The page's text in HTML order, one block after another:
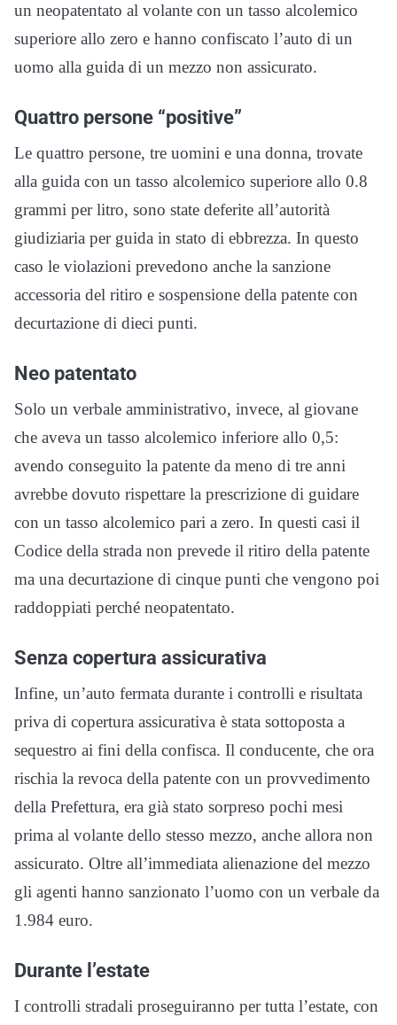
un neopatentato al volante con un tasso alcolemico
superiore allo zero e hanno confiscato l’auto di un
uomo alla guida di un mezzo non assicurato.
Quattro persone “positive”
Le quattro persone, tre uomini e una donna, trovate
alla guida con un tasso alcolemico superiore allo 0.8
grammi per litro, sono state deferite all’autorità
giudiziaria per guida in stato di ebbrezza. In questo
caso le violazioni prevedono anche la sanzione
accessoria del ritiro e sospensione della patente con
decurtazione di dieci punti.
Neo patentato
Solo un verbale amministrativo, invece, al giovane
che aveva un tasso alcolemico inferiore allo 0,5:
avendo conseguito la patente da meno di tre anni
avrebbe dovuto rispettare la prescrizione di guidare
con un tasso alcolemico pari a zero. In questi casi il
Codice della strada non prevede il ritiro della patente
ma una decurtazione di cinque punti che vengono poi
raddoppiati perché neopatentato.
Senza copertura assicurativa
Infine, un’auto fermata durante i controlli e risultata
priva di copertura assicurativa è stata sottoposta a
sequestro ai fini della confisca. Il conducente, che ora
rischia la revoca della patente con un provvedimento
della Prefettura, era già stato sorpreso pochi mesi
prima al volante dello stesso mezzo, anche allora non
assicurato. Oltre all’immediata alienazione del mezzo
gli agenti hanno sanzionato l’uomo con un verbale da
1.984 euro.
Durante l’estate
I controlli stradali proseguiranno per tutta l’estate, con